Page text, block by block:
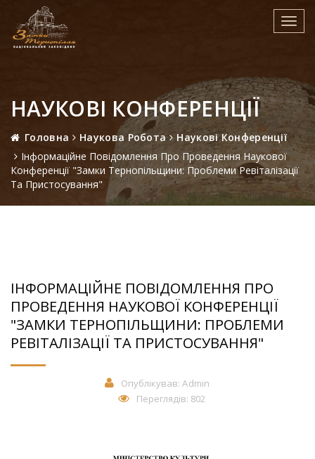
НАУКОВІ КОНФЕРЕНЦІЇ
Головна Наукова Робота
Наукові Конференції
Інформаційне Повідомлення Про Проведення Наукової
Конференції "Замки Тернопільщини: Проблеми Ревіталізації
Та Пристосування"
ІНФОРМАЦІЙНЕ ПОВІДОМЛЕННЯ ПРО
ПРОВЕДЕННЯ НАУКОВОЇ КОНФЕРЕНЦІЇ
"ЗАМКИ ТЕРНОПІЛЬЩИНИ: ПРОБЛЕМИ
РЕВІТАЛІЗАЦІЇ ТА ПРИСТОСУВАННЯ"
Опублікував:Admin
Переглядів: 802